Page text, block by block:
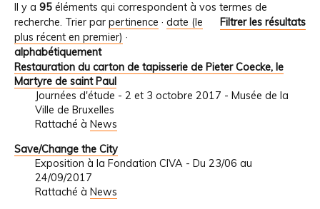
Il y a 95 éléments qui correspondent à vos termes de
recherche.
Filtrer les résultats
Trier par pertinence · date (le
plus récent en premier) ·
alphabétiquement
Restauration du carton de tapisserie de Pieter Coecke, le
Martyre de saint Paul
Journées d'étude - 2 et 3 octobre 2017 - Musée de la
Ville de Bruxelles
Rattaché à News
Save/Change the City
Exposition à la Fondation CIVA - Du 23/06 au
24/09/2017
Rattaché à News